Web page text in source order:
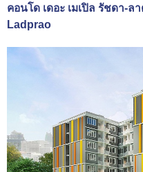
คอนโด เดอะ เมเปิล รัชดา-
Ladprao